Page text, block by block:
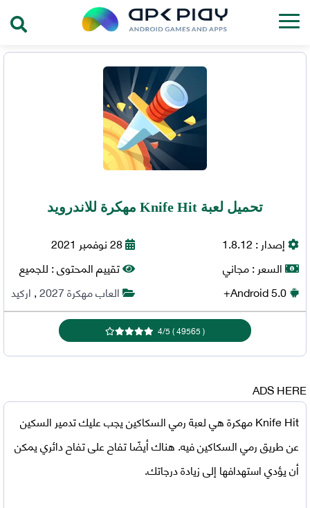
تحميل لعبة Knife Hit مهكرة للاندرويد
إصدار :1.8.12
السعر :مجاني
Android5.0+
28 نوفمبر 2021
تقييم المحتوى :للجميع
العاب مهكرة 2027
,اركيد
(
49565
)
4/5
ADS HERE
Knife Hit مهكرة
هي لعبة رمي السكاكين يجب عليك تدمير السكين
عن طريق رمي السكاكين فيه. هناك أيضًا تفاح على تفاح دائري يمكن
أن يؤدي استهدافها إلى زيادة درجاتك.